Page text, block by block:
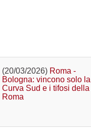
(20/03/2026) Roma -
Bologna: vincono solo la
Curva Sud e i tifosi della
Roma